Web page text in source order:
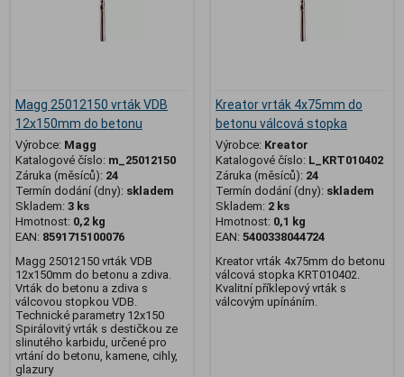
Magg 25012150 vrták VDB
12x150mm do betonu
Výrobce: Magg
Katalogové číslo: m_25012150
Záruka (měsíců): 24
Termín dodání (dny): skladem
Skladem: 3 ks
Hmotnost: 0,2 kg
EAN: 8591715100076
Magg 25012150 vrták VDB
12x150mm do betonu a zdiva.
Vrták do betonu a zdiva s
válcovou stopkou VDB.
Technické parametry 12x150
Spirálovitý vrták s destičkou ze
slinutého karbidu, určené pro
vrtání do betonu, kamene, cihly,
glazury
Kreator vrták 4x75mm do
betonu válcová stopka
Výrobce: Kreator
Katalogové číslo: L_KRT010402
Záruka (měsíců): 24
Termín dodání (dny): skladem
Skladem: 2 ks
Hmotnost: 0,1 kg
EAN: 5400338044724
Kreator vrták 4x75mm do betonu
válcová stopka KRT010402.
Kvalitní příklepový vrták s
válcovým upínáním.